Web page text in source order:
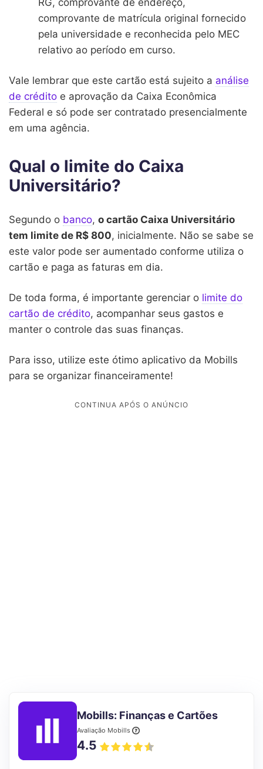
RG, comprovante de endereço,
comprovante de matrícula original fornecido
pela universidade e reconhecida pelo MEC
relativo ao período em curso.
Vale lembrar que este cartão está sujeito a análise
de crédito e aprovação da Caixa Econômica
Federal e só pode ser contratado presencialmente
em uma agência.
Qual o limite do Caixa
Universitário?
Segundo o banco, o cartão Caixa Universitário
tem limite de R$ 800, inicialmente. Não se sabe se
este valor pode ser aumentado conforme utiliza o
cartão e paga as faturas em dia.
De toda forma, é importante gerenciar o limite do
cartão de crédito, acompanhar seus gastos e
manter o controle das suas finanças.
Para isso, utilize este ótimo aplicativo da Mobills
para se organizar financeiramente!
Mobills: Finanças e Cartões
Avaliação Mobills
4.5